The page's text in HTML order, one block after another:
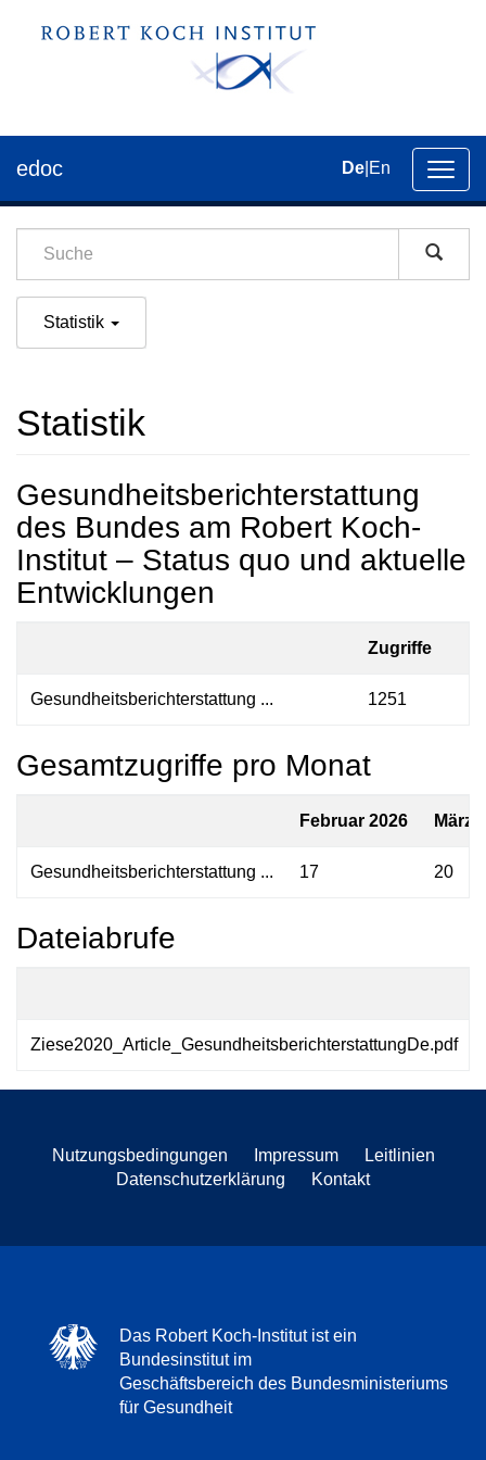
der
edoc De En
Statistik
Statistik
Gesundheitsberichterstattung
des Bundes am Robert Koch-
Institut – Status quo und aktuelle
Entwicklungen
Zugriffe
Gesundheitsberichterstattung ... 1251
Gesamtzugriffe pro Monat
Februar 2026 März
Gesundheitsberichterstattung ... 17 20
Dateiabrufe
Ziese2020_Article_GesundheitsberichterstattungDe.pdf
Nutzungsbedingungen Impressum
Leitlinien
Datenschutzerklärung
Kontakt
Das Robert Koch-Institut ist ein
Bundesinstitut im
Geschäftsbereich des Bundesministeriums
für Gesundheit